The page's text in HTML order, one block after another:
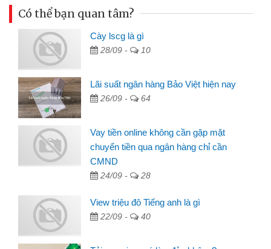
Có thể bạn quan tâm?
Cày lscg là gì
28/09 - 10
Lãi suất ngân hàng Bảo Việt hiện nay
26/09 - 64
Vay tiền online không cần gặp mặt
chuyển tiền qua ngân hàng chỉ cần
CMND
24/09 - 28
View triệu đô Tiếng anh là gì
22/09 - 40